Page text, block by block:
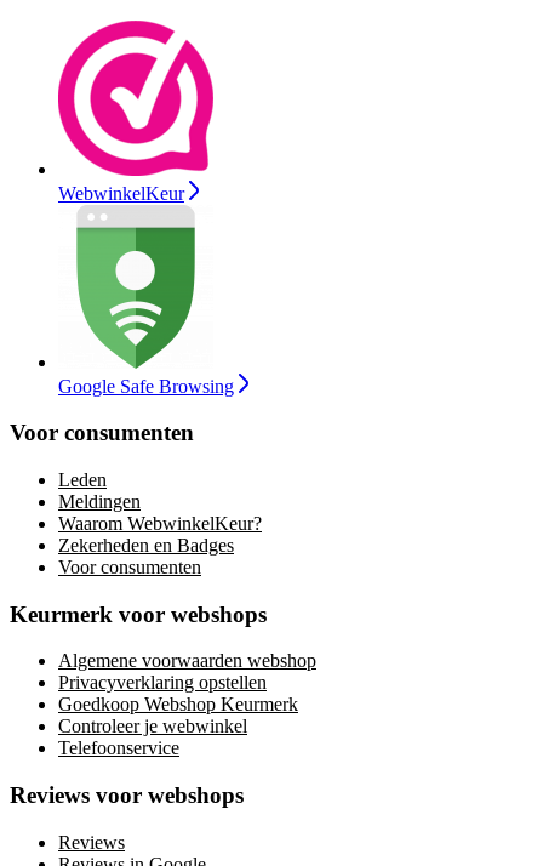
WebwinkelKeur
Google Safe Browsing
Voor consumenten
Leden
Meldingen
Waarom WebwinkelKeur?
Zekerheden en Badges
Voor consumenten
Keurmerk voor webshops
Algemene voorwaarden webshop
Privacyverklaring opstellen
Goedkoop Webshop Keurmerk
Controleer je webwinkel
Telefoonservice
Reviews voor webshops
Reviews